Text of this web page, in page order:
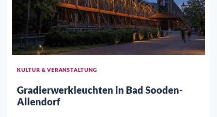
KULTUR & VERANSTALTUNG
Gradierwerkleuchten in Bad Sooden-
Allendorf